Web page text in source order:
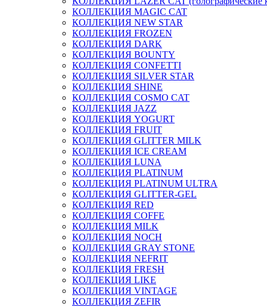
КОЛЛЕКЦИЯ MAGIC CAT
КОЛЛЕКЦИЯ NEW STAR
КОЛЛЕКЦИЯ FROZEN
КОЛЛЕКЦИЯ DARK
КОЛЛЕКЦИЯ BOUNTY
КОЛЛЕКЦИЯ CONFETTI
КОЛЛЕКЦИЯ SILVER STAR
КОЛЛЕКЦИЯ SHINE
КОЛЛЕКЦИЯ COSMO CAT
КОЛЛЕКЦИЯ JAZZ
КОЛЛЕКЦИЯ YOGURT
КОЛЛЕКЦИЯ FRUIT
КОЛЛЕКЦИЯ GLITTER MILK
КОЛЛЕКЦИЯ ICE CREAM
КОЛЛЕКЦИЯ LUNA
КОЛЛЕКЦИЯ PLATINUM
КОЛЛЕКЦИЯ PLATINUM ULTRA
КОЛЛЕКЦИЯ GLITTER-GEL
КОЛЛЕКЦИЯ RED
КОЛЛЕКЦИЯ COFFE
КОЛЛЕКЦИЯ MILK
КОЛЛЕКЦИЯ NOCH
КОЛЛЕКЦИЯ GRAY STONE
КОЛЛЕКЦИЯ NEFRIT
КОЛЛЕКЦИЯ FRESH
КОЛЛЕКЦИЯ LIKE
КОЛЛЕКЦИЯ VINTAGE
КОЛЛЕКЦИЯ ZEFIR